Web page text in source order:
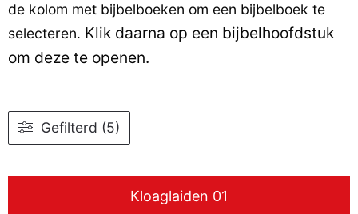
de kolom met bijbelboeken om een bijbelboek te
selecteren. Klik daarna op een bijbelhoofdstuk
om deze te openen.
Gefilterd (5)
Kloaglaiden 01